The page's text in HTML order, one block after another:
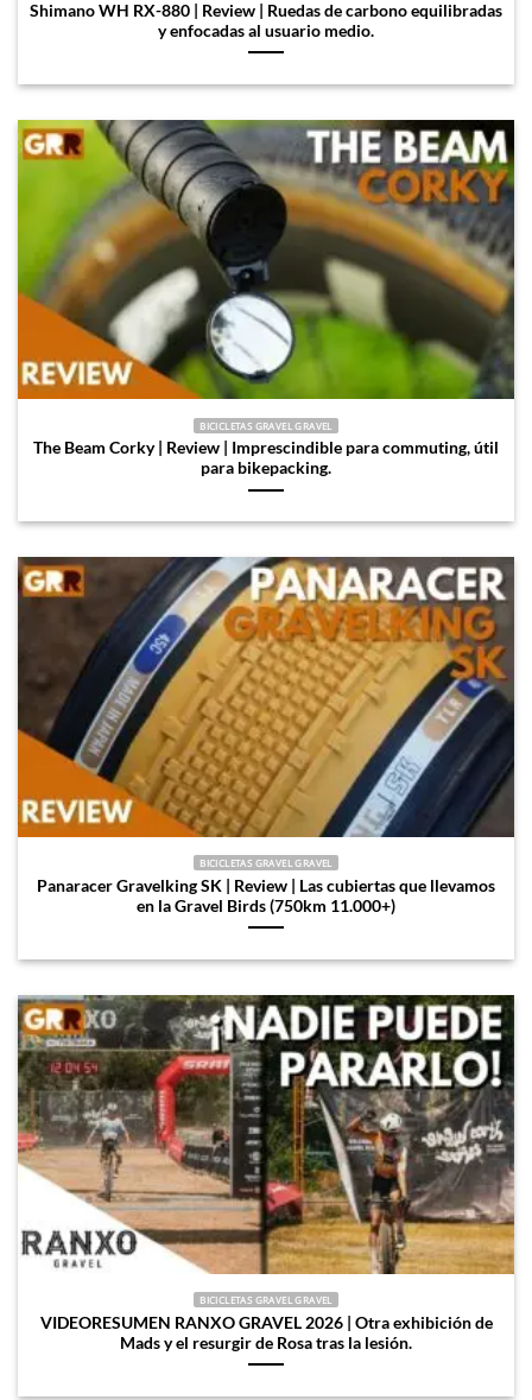
Shimano WH RX-880 | Review | Ruedas de carbono equilibradas
y enfocadas al usuario medio.
BICICLETAS GRAVEL GRAVEL
The Beam Corky | Review | Imprescindible para commuting, útil
para bikepacking.
BICICLETAS GRAVEL GRAVEL
Panaracer Gravelking SK | Review | Las cubiertas que llevamos
en la Gravel Birds (750km 11.000+)
BICICLETAS GRAVEL GRAVEL
VIDEORESUMEN RANXO GRAVEL 2026 | Otra exhibición de
Mads y el resurgir de Rosa tras la lesión.